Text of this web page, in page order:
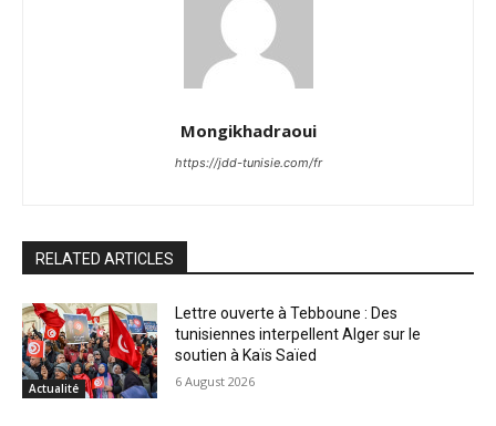
Mongikhadraoui
https://jdd-tunisie.com/fr
RELATED ARTICLES
Actualité
Lettre ouverte à Tebboune : Des
tunisiennes interpellent Alger sur le
soutien à Kaïs Saïed
6 August 2026